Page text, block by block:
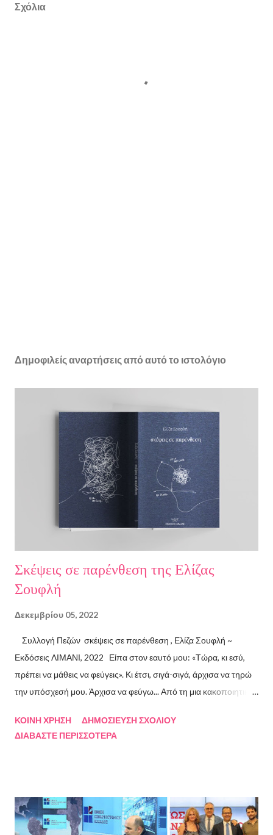
Σχόλια
Δημοφιλείς αναρτήσεις από αυτό το ιστολόγιο
Σκέψεις σε παρένθεση της Ελίζας
Σουφλή
Δεκεμβρίου 05, 2022
Συλλογή Πεζών σκέψεις σε παρένθεση , Ελίζα Σουφλή ~
Εκδόσεις ΛΙΜΑΝΙ, 2022 Είπα στον εαυτό μου: «Τώρα, κι εσύ,
πρέπει να μάθεις να φεύγεις». Κι έτσι, σιγά-σιγά, άρχισα να τηρώ
την υπόσχεσή μου. Άρχισα να φεύγω... Από τη μια κακοποιητική
συμβάσεις ασύμβατες με το εγώ μου, από ταμπέλες που
Σχετικά με την συγγραφέα Η Ελίζα Σουφλή γεννήθηκε το 1989 και
μεγάλωσε στον Πειραιά. Αποφοίτησε από το Τμήμα Νομικής του
ΚΟΙΝΉ ΧΡΉΣΗ
ΔΗΜΟΣΊΕΥΣΗ ΣΧΟΛΊΟΥ
ΔΙΑΒΆΣΤΕ ΠΕΡΙΣΣΌΤΕΡΑ